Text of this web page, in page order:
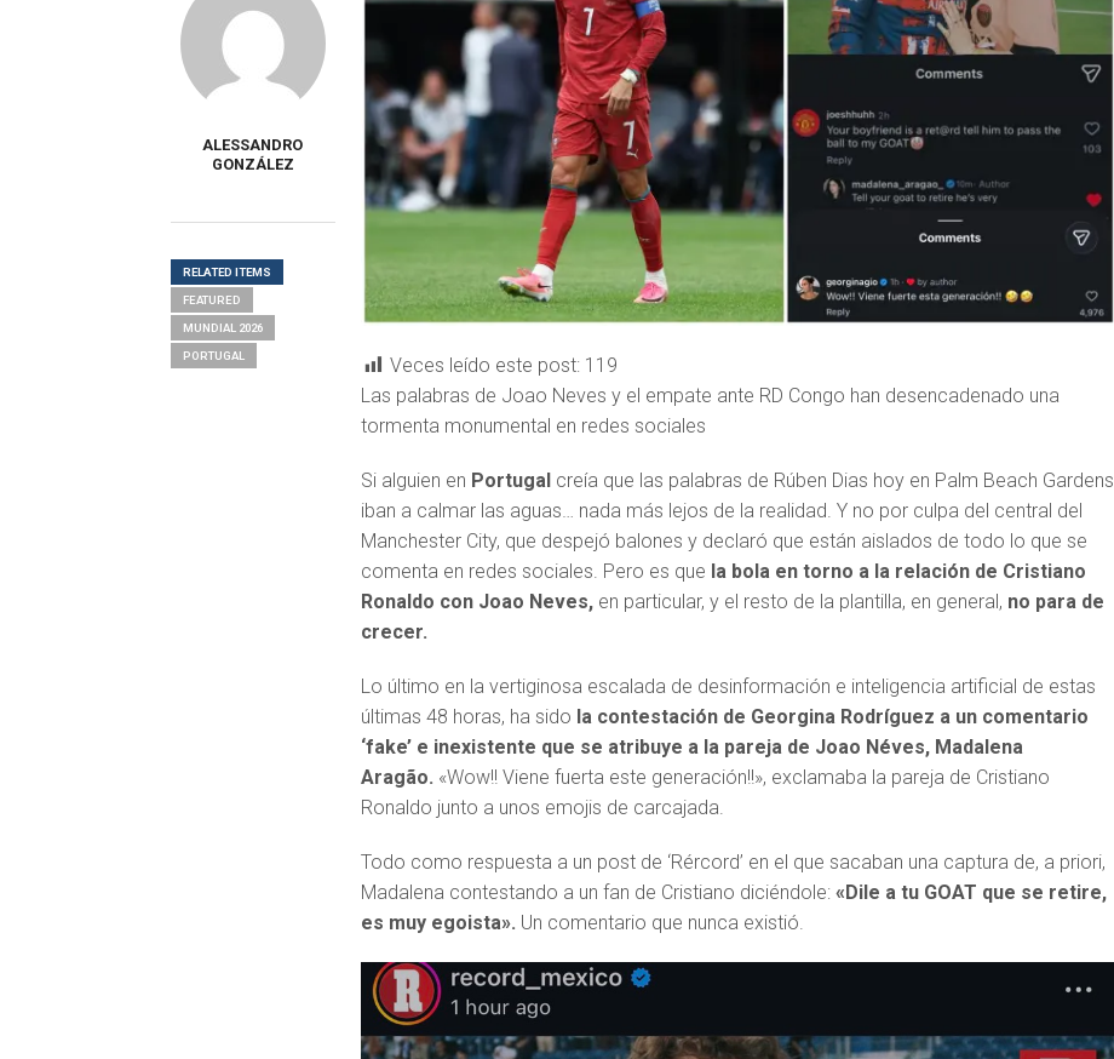
Veces leído este post: 119
Las palabras de Joao Neves y el empate ante RD Congo han desencadenado una
tormenta monumental en redes sociales
Si alguien en Portugal creía que las palabras de Rúben Dias hoy en Palm Beach Gardens
iban a calmar las aguas… nada más lejos de la realidad. Y no por culpa del central del
Manchester City, que despejó balones y declaró que están aislados de todo lo que se
comenta en redes sociales. Pero es que la bola en torno a la relación de Cristiano
Ronaldo con Joao Neves, en particular, y el resto de la plantilla, en general, no para de
crecer.
Lo último en la vertiginosa escalada de desinformación e inteligencia artificial de estas
últimas 48 horas, ha sido la contestación de Georgina Rodríguez a un comentario
‘fake’ e inexistente que se atribuye a la pareja de Joao Néves, Madalena
Aragão. «Wow!! Viene fuerta este generación!!», exclamaba la pareja de Cristiano
Ronaldo junto a unos emojis de carcajada.
Todo como respuesta a un post de ‘Rércord’ en el que sacaban una captura de, a priori,
Madalena contestando a un fan de Cristiano diciéndole: «Dile a tu GOAT que se retire,
es muy egoista». Un comentario que nunca existió.
ALESSANDRO
GONZÁLEZ
RELATED ITEMS
FEATURED
MUNDIAL 2026
PORTUGAL